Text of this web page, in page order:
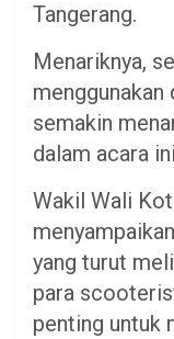
Tangerang.
Menariknya,
semakin
dalam acara
Wakil Wali
yang turut
para
penting untuk